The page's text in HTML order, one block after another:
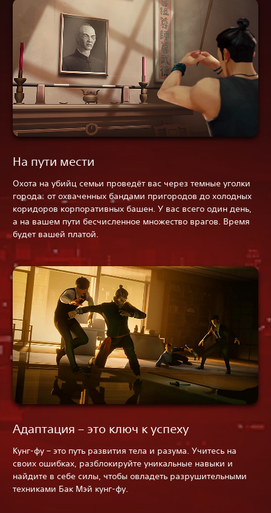
На пути мести
Охота на убийц семьи проведёт вас через темные уголки
города: от охваченных бандами пригородов до холодных
коридоров корпоративных башен. У вас всего один день,
а на вашем пути бесчисленное множество врагов. Время
будет вашей платой.
Адаптация – это ключ к успеху
Кунг-фу – это путь развития тела и разума. Учитесь на
своих ошибках, разблокируйте уникальные навыки и
найдите в себе силы, чтобы овладеть разрушительными
техниками Бак Мэй кунг-фу.